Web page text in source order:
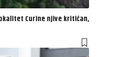
Curine njive kritičan,